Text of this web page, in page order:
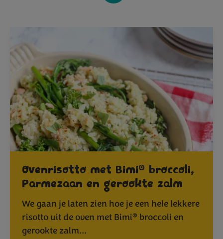
Ovenrisotto met Bimi® broccoli,
Parmezaan en gerookte zalm
We gaan je laten zien hoe je een hele lekkere
risotto uit de oven met Bimi® broccoli en
gerookte zalm…